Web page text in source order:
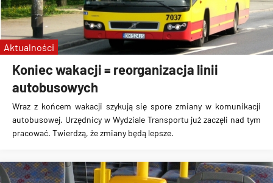
Koniec wakacji = reorganizacja linii
autobusowych
Wraz z końcem wakacji szykują się spore zmiany w komunikacji
autobusowej. Urzędnicy w Wydziale Transportu już zaczęli nad tym
pracować. Twierdzą, że zmiany będą lepsze.
Aktualności